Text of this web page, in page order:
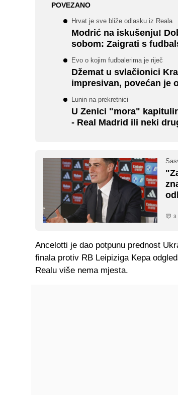
POVEZANO
Hrvat je sve bliže odlasku iz Reala
Modrić na iskušenju!
sobom: Zaigrati s
Evo o kojim fudbalerima je riječ
Džemat u svlačionici
impresivan, povećan je
Lunin na prekretnici
U Zenici "mora"
- Real Madrid ili neki
3
Ancelotti je dao potpunu prednost
finala protiv RB Leipiziga Kepa
Realu više nema mjesta.